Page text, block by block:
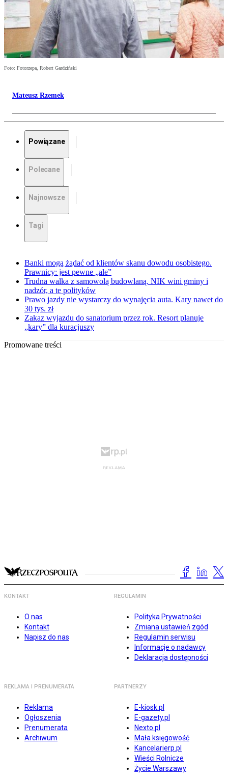
Foto: Fotorzepa, Robert Gardziński
Mateusz Rzemek
Powiązane
Polecane
Najnowsze
Tagi
Banki mogą żądać od klientów skanu dowodu osobistego.
Prawnicy: jest pewne „ale”
Trudna walka z samowolą budowlaną. NIK wini gminy i
nadzór, a te polityków
Prawo jazdy nie wystarczy do wynajęcia auta. Kary nawet do
30 tys. zł
Zakaz wyjazdu do sanatorium przez rok. Resort planuje
„kary” dla kuracjuszy
Promowane treści
KONTAKT
O nas
Kontakt
Napisz do nas
REGULAMIN
Polityka Prywatności
Zmiana ustawień zgód
Regulamin serwisu
Informacje o nadawcy
Deklaracja dostępności
REKLAMA I PRENUMERATA
Reklama
Ogłoszenia
Prenumerata
Archiwum
PARTNERZY
E-kiosk.pl
E-gazety.pl
Nexto.pl
Mała księgowość
Kancelarierp.pl
Wieści Rolnicze
Życie Warszawy